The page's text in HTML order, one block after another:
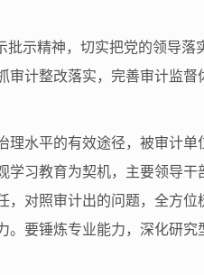
示精神，切实把党的领导
计整改落实，完善审计监督
水平的有效途径，被审计
习教育为契机，主要领导干
对照审计出的问题，全方
要锤炼专业能力，深化研